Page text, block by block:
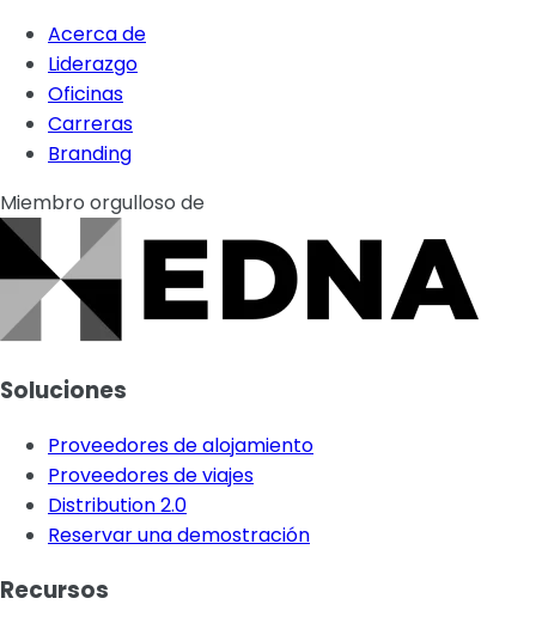
Acerca de
Liderazgo
Oficinas
Carreras
Branding
Miembro orgulloso de
Soluciones
Proveedores de alojamiento
Proveedores de viajes
Distribution 2.0
Reservar una demostración
Recursos